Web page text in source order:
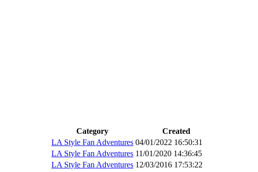
Category
Created
LA Style Fan Adventures 04/01/2022 16:50:31
LA Style Fan Adventures 11/01/2020 14:36:45
LA Style Fan Adventures 12/03/2016 17:53:22